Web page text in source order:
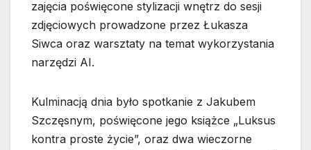
zajęcia poświęcone stylizacji wnętrz do sesji
zdjęciowych prowadzone przez Łukasza
Siwca oraz warsztaty na temat wykorzystania
narzędzi AI.
Kulminacją dnia było spotkanie z Jakubem
Szczęsnym, poświęcone jego książce „Luksus
kontra proste życie”, oraz dwa wieczorne